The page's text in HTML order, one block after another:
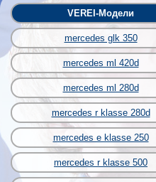
VEREI-Модели
mercedes glk 350
mercedes ml 420d
mercedes ml 280d
mercedes r klasse 280d
mercedes e klasse 250
mercedes r klasse 500